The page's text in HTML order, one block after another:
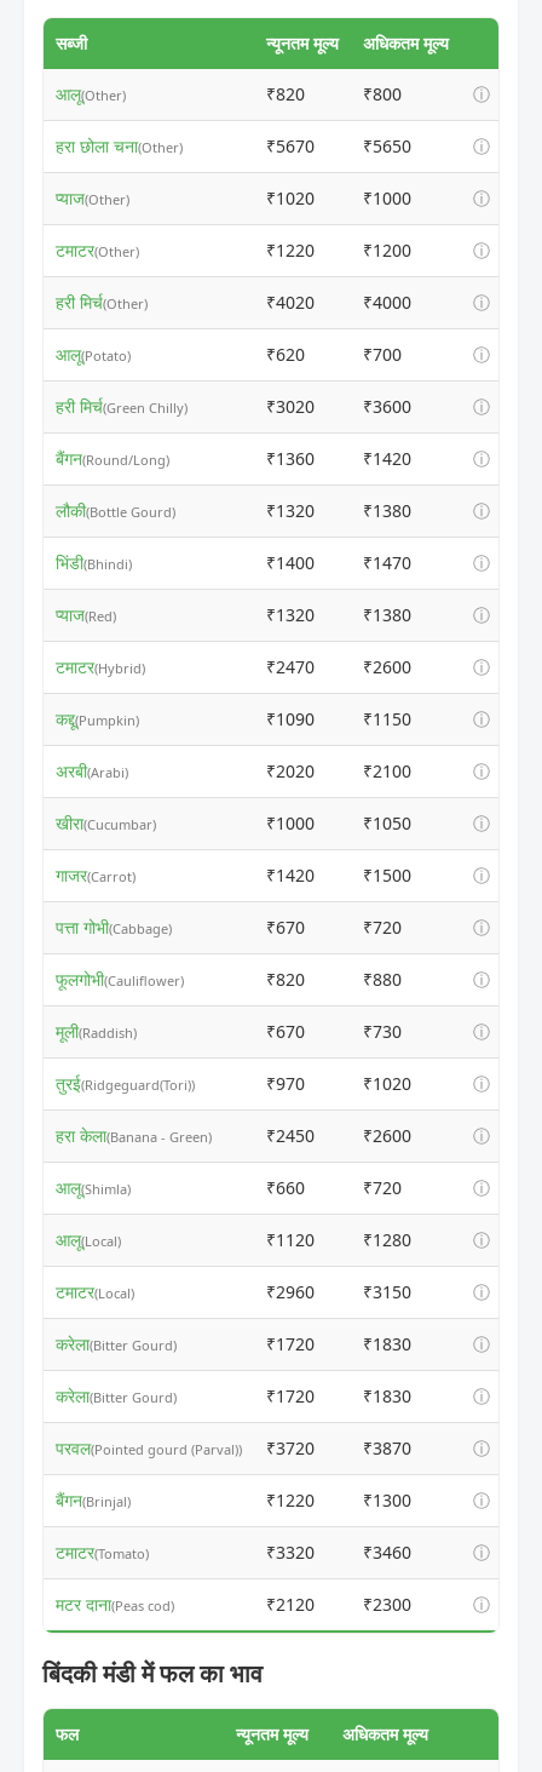
सब्जी न्यूनतम मूल्य अधिकतम मूल्य
आलू(Other) ₹820 ₹800 ⓘ
हरा छोला चना(Other) ₹5670 ₹5650 ⓘ
प्याज(Other) ₹1020 ₹1000 ⓘ
टमाटर(Other) ₹1220 ₹1200 ⓘ
हरी मिर्च(Other) ₹4020 ₹4000 ⓘ
आलू(Potato) ₹620 ₹700 ⓘ
हरी मिर्च(Green Chilly) ₹3020 ₹3600 ⓘ
बैंगन(Round/Long) ₹1360 ₹1420 ⓘ
लौकी(Bottle Gourd) ₹1320 ₹1380 ⓘ
भिंडी(Bhindi) ₹1400 ₹1470 ⓘ
प्याज(Red) ₹1320 ₹1380 ⓘ
टमाटर(Hybrid) ₹2470 ₹2600 ⓘ
कद्दू(Pumpkin) ₹1090 ₹1150 ⓘ
अरबी(Arabi) ₹2020 ₹2100 ⓘ
खीरा(Cucumbar) ₹1000 ₹1050 ⓘ
गाजर(Carrot) ₹1420 ₹1500 ⓘ
पत्ता गोभी(Cabbage) ₹670 ₹720 ⓘ
फूलगोभी(Cauliflower) ₹820 ₹880 ⓘ
मूली(Raddish) ₹670 ₹730 ⓘ
तुरई(Ridgeguard(Tori)) ₹970 ₹1020 ⓘ
हरा केला(Banana - Green) ₹2450 ₹2600 ⓘ
आलू(Shimla) ₹660 ₹720 ⓘ
आलू(Local) ₹1120 ₹1280 ⓘ
टमाटर(Local) ₹2960 ₹3150 ⓘ
करेला(Bitter Gourd) ₹1720 ₹1830 ⓘ
करेला(Bitter Gourd) ₹1720 ₹1830 ⓘ
परवल(Pointed gourd (Parval)) ₹3720 ₹3870 ⓘ
बैंगन(Brinjal) ₹1220 ₹1300 ⓘ
टमाटर(Tomato) ₹3320 ₹3460 ⓘ
मटर दाना(Peas cod) ₹2120 ₹2300 ⓘ
बिंदकी मंडी में फल का भाव
फल न्यूनतम मूल्य अधिकतम मूल्य